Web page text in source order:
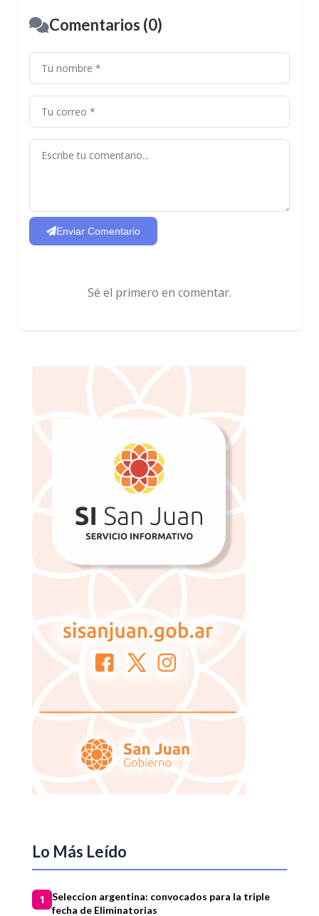
Comentarios (0)
Enviar Comentario
Sé el primero en comentar.
Lo Más Leído
1
Seleccion argentina: convocados para la triple
fecha de Eliminatorias